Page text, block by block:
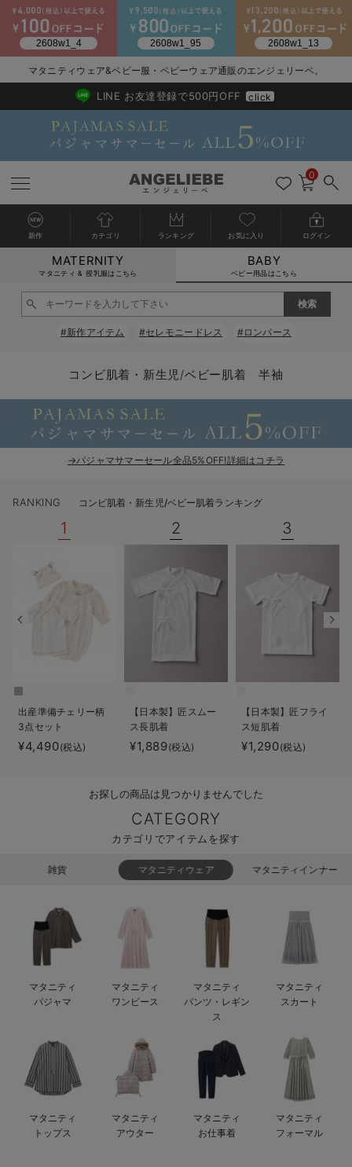
新生児服全て
ベビー服全て
ロンパース・カバーオール
ベビー ブルマ
ベビー スカート
ベビー アウター
スタイ・よだれかけ（新生児・ベビー）
ベビー帽子（新生児・乳児）
ベビーシューズ・ファーストシューズ・ベビー靴下
ベビー リュック
ベビー 小物
シーズンアイテム全て
ベビー・新生児 寝具全て
ベビーベッド・布団 （ベビー・新生児）
ベビー 雑貨全て
ベビーチェア（ハイローチェア）・ベビーラック
ベビー 雑貨 小物
ベビー安全グッズ
メモリアルグッズ
赤ちゃん 洗剤・洗濯用品・お掃除
お出かけグッズ全て
ベビー｜季節の特集全て
猛暑からベビーを守るひんやりグッズ
ベビーの動物なりきり特集
ベビー 夏のお役立ちグッズ特集
袴ロンパース特集
アウトレット全て
【アウトレット】ワンピース
【アウトレット】パジャマ
【アウトレット】インナー
特集全て
抗菌防臭加工
コットン素材
Tシャツブラ
親子セット
快適機能ウェア特集 トップス
快適機能ウェア特集 パジャマ
erbaviva（エルバビーバ）
安心の日本製。先輩ママが買ってよかった！本当に必要な出産準備品
買って正解！高評価レビューアイテム
冬に可愛いニットがお得！
親子コーデ｜ママとベビーにおすすめ！
便利な育児家電
Gift Selection 出産祝い
保育園・入園準備特集
ファルスカ
デロンギ
再入荷全て
再入荷｜インナー
戻る
送料無料アイテム全て
ワンピース
スカート
パジャマ
戻る
ブラキャミ おまとめ
戻る
【37周年祭セール】
【37周年祭セール】
戻る
気温差別オススメア
【15℃】3月下旬～
戻る
動きやすく着回しで
戻る
強撚スムース(コスパ
戻る
マタニティウェア
【おまとめ割】パジ
戻る
こだわりの履き心地
カジュアル
オフィス
戻る
ジャケット派
きれいめ美脚パンツ派
ツィード派
セットアップ派
戻る
出産準備応援割全て
マタニティパジャマ
戻る
【オフィスカジュア
戻る
レギンスタイプ
戻る
【フォーマル】ワン
戻る
【ベビー】長袖
戻る
ハンカチ
短肌着
セット
戻る
快適ウェア10%OFF
快適ウェア10%OFF
戻る
春のマタニティワン
セットアップ・ レイ
ジャンパースカート/
ワーク・オフィス
フォーマル / オケー
戻る
Gift Selection 出産
〜3,000円（税込）
10,001円（税込）〜
女の子におススメの
定番ギフト
かわいくておもしろ
何枚あっても嬉しい
長く使えるアイテム
お部屋映えアイテム
戻る
冬の冷え対策インナ
薄くてあったか
保温&リカバリー
レギンス・タイツ
あったか度◎
戻る
入院準備の持ち物チ
入院してすぐ使うグ
戻る
冬のあったか特集全て
【冬のあったか特集
【冬のあったか特集
マタニティウェア&ベビー服・ベビーウェア通販のエンジェリーベ。
2026/NewArrival
送料495円(一部地域を除く) 7,700円以上で送料無料
LINE お友達登録で500円OFF click
0
新作 カテゴリ ランキング お気に入り ログイン
MATERNITY
マタニティ & 授乳服はこちら
BABY
ベビー用品はこちら
#新作アイテム #セレモニードレス #ロンパース
コンビ肌着・新生児/ベビー肌着 半袖
→パジャマサマーセール全品5%OFF!詳細はコチラ
RANKING コンビ肌着・新生児/ベビー肌着ランキング
1
出産準備チェリー柄
3点セット
¥4,490(税込)
2
【日本製】匠スムー
ス長肌着
¥1,889(税込)
3
【日本製】匠フライ
ス短肌着
¥1,290(税込)
お探しの商品は見つかりませんでした
CATEGORY
カテゴリでアイテムを探す
雑貨 マタニティウェア マタニティインナー
マタニティ
パジャマ
マタニティ
ワンピース
マタニティ
パンツ・レギン
ス
マタニティ
スカート
マタニティ
トップス
マタニティ
アウター
マタニティ
お仕事着
マタニティ
フォーマル
カートに入れる
閉じる